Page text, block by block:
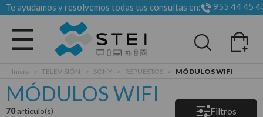
Te ayudamos y resolvemos todas tus consultas en: 955 44 45
Todas las categorias
Inicio > TELEVISIÓN > SONY > REPUESTOS > MÓDULOS WIFI
MÓDULOS WIFI
70articulo(s) Filtros